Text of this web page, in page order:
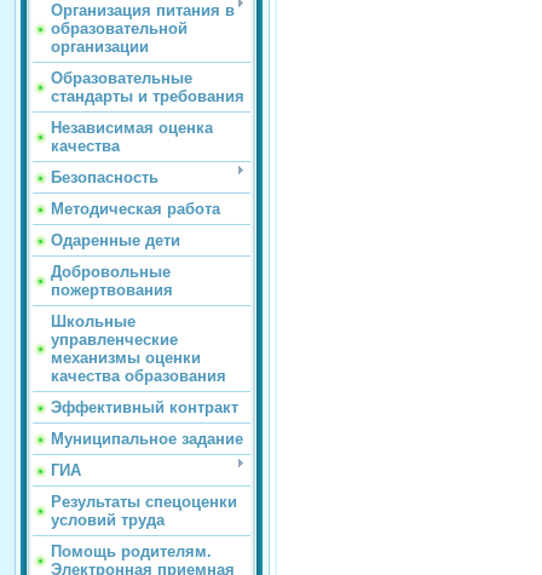
Организация питания в
образовательной
организации
Образовательные
стандарты и требования
Независимая оценка
качества
Безопасность
Методическая работа
Одаренные дети
Добровольные
пожертвования
Школьные
управленческие
механизмы оценки
качества образования
Эффективный контракт
Муниципальное задание
ГИА
Результаты спецоценки
условий труда
Помощь родителям.
Электронная приемная